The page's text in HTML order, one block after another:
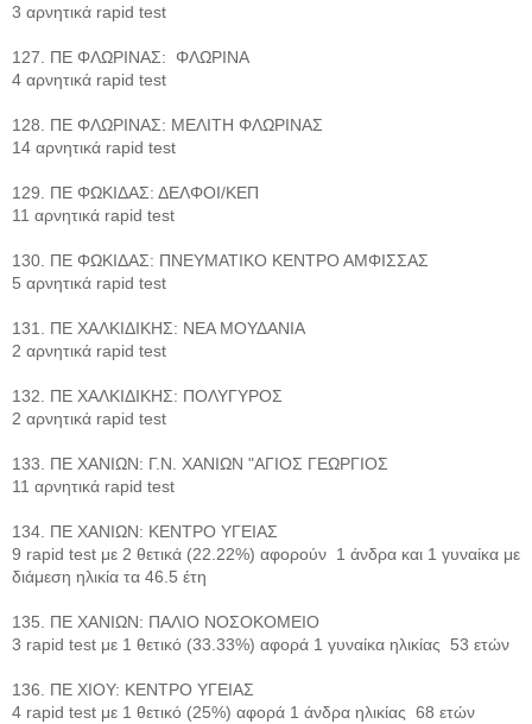
3 αρνητικά rapid test
127. ΠΕ ΦΛΩΡΙΝΑΣ: ΦΛΩΡΙΝΑ
4 αρνητικά rapid test
128. ΠΕ ΦΛΩΡΙΝΑΣ: ΜΕΛΙΤΗ ΦΛΩΡΙΝΑΣ
14 αρνητικά rapid test
129. ΠΕ ΦΩΚΙΔΑΣ: ΔΕΛΦΟΙ/ΚΕΠ
11 αρνητικά rapid test
130. ΠΕ ΦΩΚΙΔΑΣ: ΠΝΕΥΜΑΤΙΚΟ ΚΕΝΤΡΟ ΑΜΦΙΣΣΑΣ
5 αρνητικά rapid test
131. ΠΕ ΧΑΛΚΙΔΙΚΗΣ: ΝΕΑ ΜΟΥΔΑΝΙΑ
2 αρνητικά rapid test
132. ΠΕ ΧΑΛΚΙΔΙΚΗΣ: ΠΟΛΥΓΥΡΟΣ
2 αρνητικά rapid test
133. ΠΕ ΧΑΝΙΩΝ: Γ.Ν. ΧΑΝΙΩΝ "ΑΓΙΟΣ ΓΕΩΡΓΙΟΣ
11 αρνητικά rapid test
134. ΠΕ ΧΑΝΙΩΝ: ΚΕΝΤΡΟ ΥΓΕΙΑΣ
9 rapid test με 2 θετικά (22.22%) αφορούν 1 άνδρα και 1 γυναίκα με
διάμεση ηλικία τα 46.5 έτη
135. ΠΕ ΧΑΝΙΩΝ: ΠΑΛΙΟ ΝΟΣΟΚΟΜΕΙΟ
3 rapid test με 1 θετικό (33.33%) αφορά 1 γυναίκα ηλικίας 53 ετών
136. ΠΕ ΧΙΟΥ: ΚΕΝΤΡΟ ΥΓΕΙΑΣ
4 rapid test με 1 θετικό (25%) αφορά 1 άνδρα ηλικίας 68 ετών